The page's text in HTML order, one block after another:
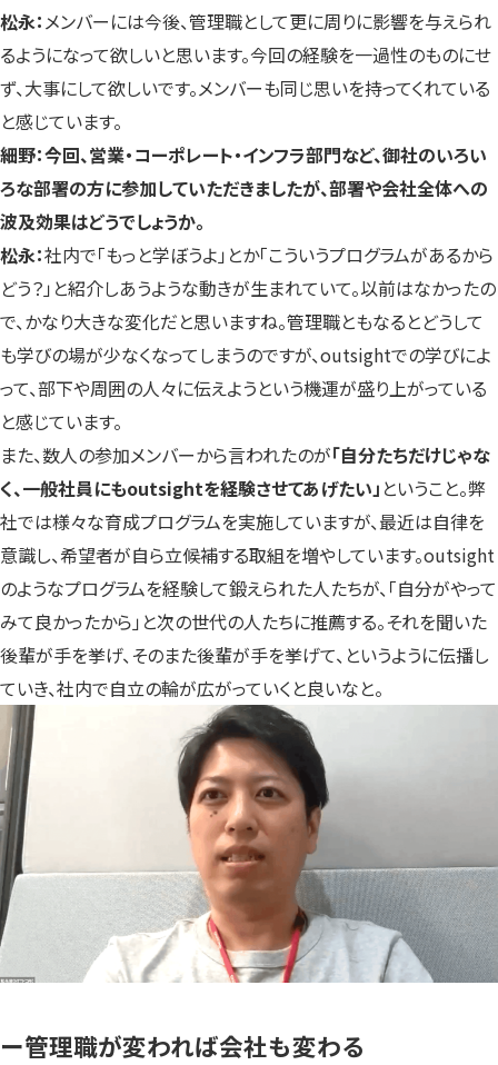
松永：メンバーには今後、管理職として更に周りに影響を与えられ
るようになって欲しいと思います。今回の経験を一過性のものにせ
ず、大事にして欲しいです。メンバーも同じ思いを持ってくれている
と感じています。
細野：今回、営業・コーポレート・インフラ部門など、御社のいろい
ろな部署の方に参加していただきましたが、部署や会社全体への
波及効果はどうでしょうか。
松永：社内で「もっと学ぼうよ」とか「こういうプログラムがあるから
どう？」と紹介しあうような動きが生まれていて。以前はなかったの
で、かなり大きな変化だと思いますね。管理職ともなるとどうして
も学びの場が少なくなってしまうのですが、outsightでの学びによ
って、部下や周囲の人々に伝えようという機運が盛り上がっている
と感じています。
また、数人の参加メンバーから言われたのが「自分たちだけじゃな
く、一般社員にもoutsightを経験させてあげたい」 ということ。弊
社では様々な育成プログラムを実施していますが、最近は自律を
意識し、希望者が自ら立候補する取組を増やしています。outsight
のようなプログラムを経験して鍛えられた人たちが、「自分がやって
みて良かったから」と次の世代の人たちに推薦する。それを聞いた
後輩が手を挙げ、そのまた後輩が手を挙げて、というように伝播し
ていき、社内で自立の輪が広がっていくと良いなと。
ー管理職が変われば会社も変わる